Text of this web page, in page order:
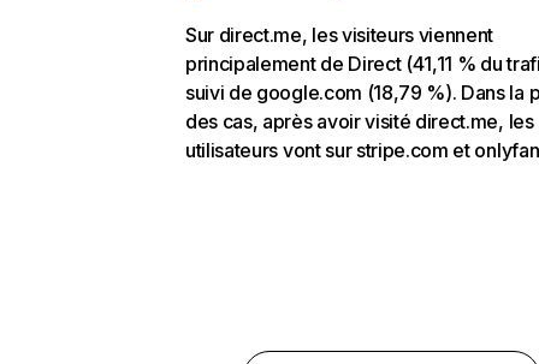
Sur direct.me, les visiteurs viennent
principalement de Direct (41,11 % du
suivi de google.com (18,79 %). Dans la
des cas, après avoir visité direct.me, les
utilisateurs vont sur stripe.com et